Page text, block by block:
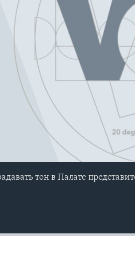
No
тон в Палате